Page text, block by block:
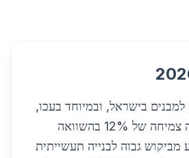
בישראל, ובמיוחד בעכו,
בשנת 2026, חווה צמיחה של 12% בהשוואה
גבוה לבנייה תעשייתית